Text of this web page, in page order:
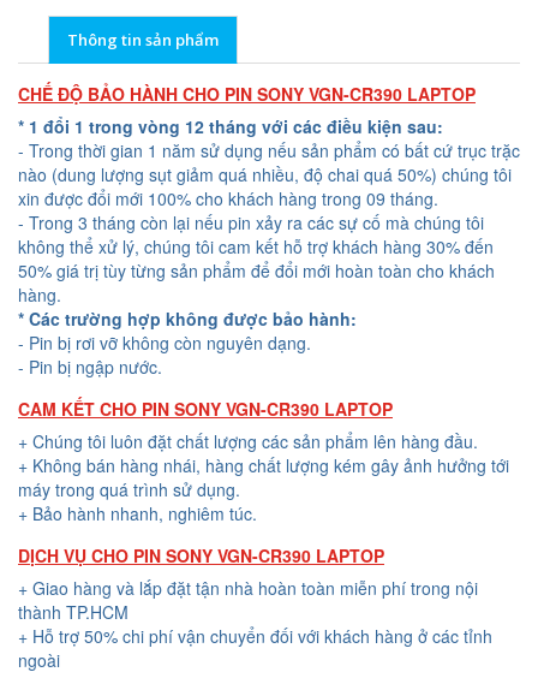
Thông tin sản phẩm
CHẾ ĐỘ BẢO HÀNH CHO PIN SONY VGN-CR390 LAPTOP
* 1 đổi 1 trong vòng 12 tháng với các điều kiện sau:
- Trong thời gian 1 năm sử dụng nếu sản phẩm có bất cứ trục trặc
nào (dung lượng sụt giảm quá nhiều, độ chai quá 50%) chúng tôi
xin được đổi mới 100% cho khách hàng trong 09 tháng.
- Trong 3 tháng còn lại nếu pin xảy ra các sự cố mà chúng tôi
không thể xử lý, chúng tôi cam kết hỗ trợ khách hàng 30% đến
50% giá trị tùy từng sản phẩm để đổi mới hoàn toàn cho khách
hàng.
* Các trường hợp không được bảo hành:
- Pin bị rơi vỡ không còn nguyên dạng.
- Pin bị ngập nước.
CAM KẾT CHO PIN SONY VGN-CR390 LAPTOP
+ Chúng tôi luôn đặt chất lượng các sản phẩm lên hàng đầu.
+ Không bán hàng nhái, hàng chất lượng kém gây ảnh hưởng tới
máy trong quá trình sử dụng.
+ Bảo hành nhanh, nghiêm túc.
DỊCH VỤ CHO PIN SONY VGN-CR390 LAPTOP
+ Giao hàng và lắp đặt tận nhà hoàn toàn miễn phí trong nội
thành TP.HCM
+ Hỗ trợ 50% chi phí vận chuyển đối với khách hàng ở các tỉnh
ngoài